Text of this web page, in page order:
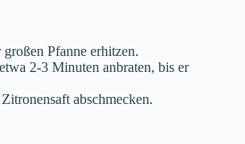
Pfanne erhitzen.
2-3 Minuten anbraten, bis er
abschmecken.